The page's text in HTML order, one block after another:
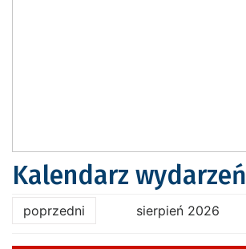
Kalendarz wydarzeń
poprzedni sierpień 2026